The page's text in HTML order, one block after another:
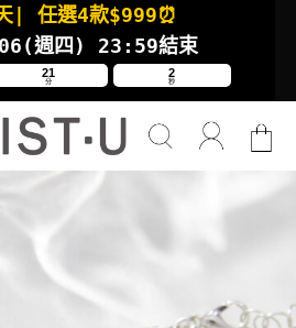
| 任選4款$999⏰
週四 ) 23:59結束
21
分
1
秒